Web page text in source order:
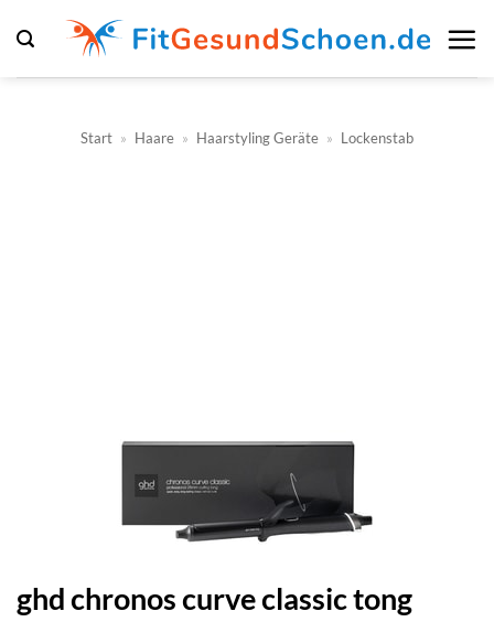
Inhalt
springen
Start » Haare » Haarstyling Geräte » Lockenstab
ghd chronos curve classic tong